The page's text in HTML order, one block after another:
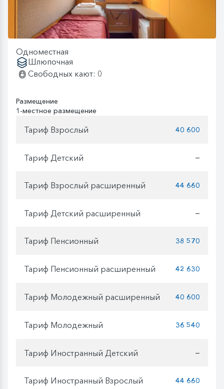
Одноместная
Шлюпочная
Свободных кают: 0
Размещение
1-местное размещение
Тариф Взрослый 40 600
Тариф Детский —
Тариф Взрослый расширенный 44 660
Тариф Детский расширенный —
Тариф Пенсионный 38 570
Тариф Пенсионный расширенный 42 630
Тариф Молодежный расширенный 40 600
Тариф Молодежный 36 540
Тариф Иностранный Детский —
Тариф Иностранный Взрослый 44 660